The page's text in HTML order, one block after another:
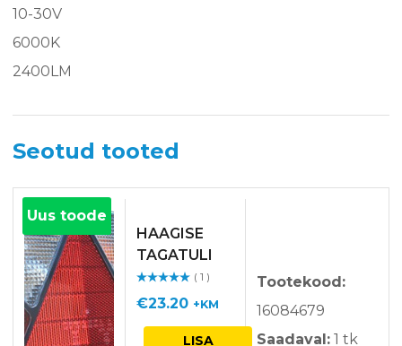
10-30V
6000K
2400LM
Seotud tooted
Uus toode
HAAGISE
TAGATULI
MULTIPOINT
II PAREM
Hinnangu
ga/ 5
( 1 )
€23.20 +KM
LISA
Tootekood:
16084679
Saadaval: 1 tk